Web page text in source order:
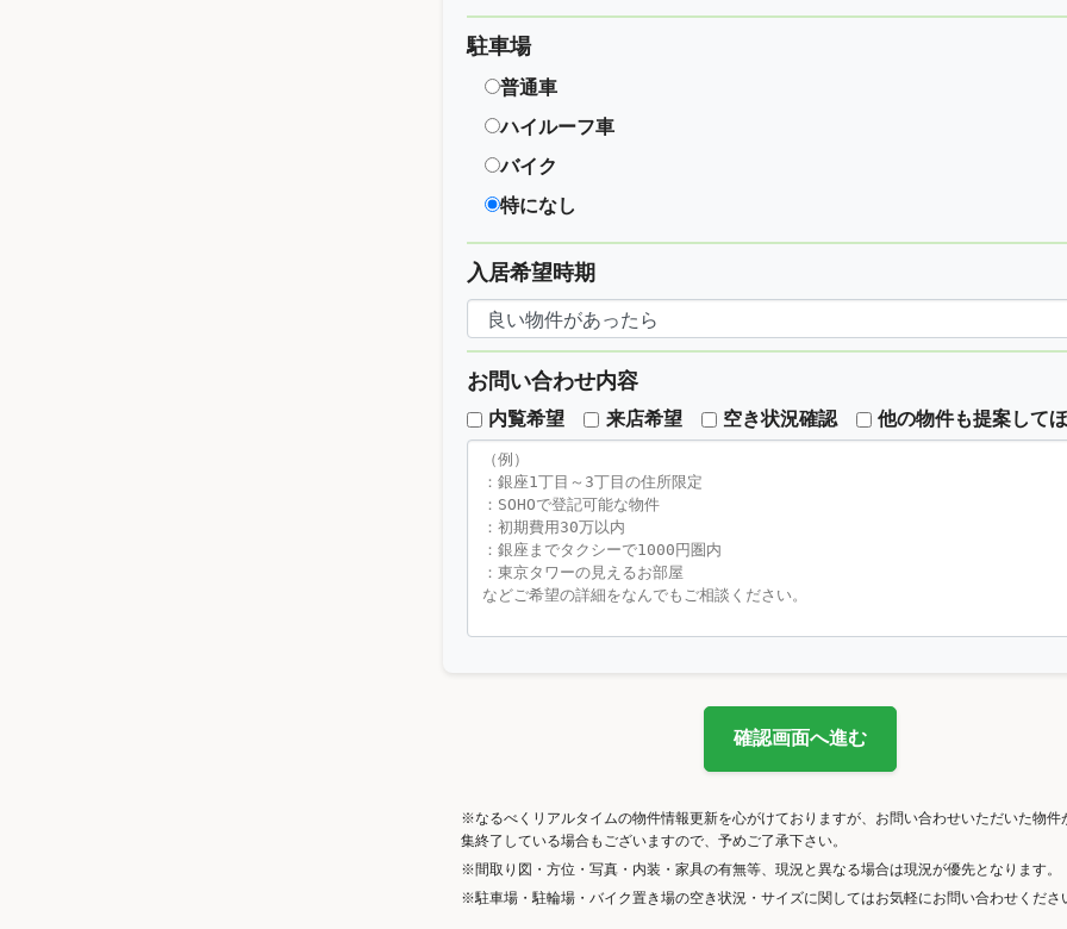
駐車場
普通車
ハイルーフ車
バイク
特になし
入居希望時期
お問い合わせ内容
内覧希望 来店希望 空き状況確認 他の物件も提案して
確認画面へ進む
※なるべくリアルタイムの物件情報更新を心がけておりますが、お問い合わせいただいた物件
集終了している場合もございますので、予めご了承下さい。
※間取り図・方位・写真・内装・家具の有無等、現況と異なる場合は現況が優先となります。
※駐車場・駐輪場・バイク置き場の空き状況・サイズに関してはお気軽にお問い合わせくださ